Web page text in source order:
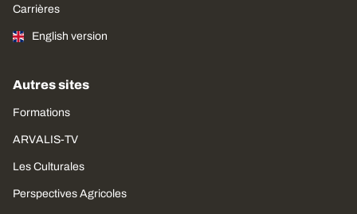
Carrières
English version
Autres sites
Formations
ARVALIS-TV
Les Culturales
Perspectives Agricoles